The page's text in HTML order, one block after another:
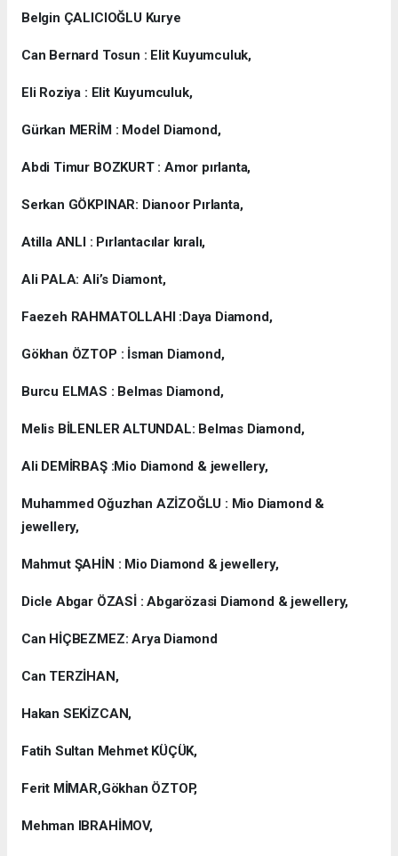
Belgin ÇALICIOĞLU Kurye
Can Bernard Tosun : Elit Kuyumculuk,
Eli Roziya : Elit Kuyumculuk,
Gürkan MERİM : Model Diamond,
Abdi Timur BOZKURT : Amor pırlanta,
Serkan GÖKPINAR: Dianoor Pırlanta,
Atilla ANLI : Pırlantacılar kıralı,
Ali PALA: Ali’s Diamont,
Faezeh RAHMATOLLAHI :Daya Diamond,
Gökhan ÖZTOP : İsman Diamond,
Burcu ELMAS : Belmas Diamond,
Melis BİLENLER ALTUNDAL: Belmas Diamond,
Ali DEMİRBAŞ :Mio Diamond & jewellery,
Muhammed Oğuzhan AZİZOĞLU : Mio Diamond &
jewellery,
Mahmut ŞAHİN : Mio Diamond & jewellery,
Dicle Abgar ÖZASİ : Abgarözasi Diamond & jewellery,
Can HİÇBEZMEZ: Arya Diamond
Can TERZİHAN,
Hakan SEKİZCAN,
Fatih Sultan Mehmet KÜÇÜK,
Ferit MİMAR,Gökhan ÖZTOP,
Mehman IBRAHİMOV,